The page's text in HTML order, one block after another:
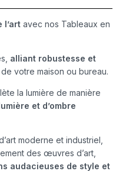
l’art avec nos Tableaux en
alliant robustesse et
votre maison ou bureau.
la lumière de manière
et d’ombre
moderne et industriel,
des œuvres d’art,
audacieuses de style et